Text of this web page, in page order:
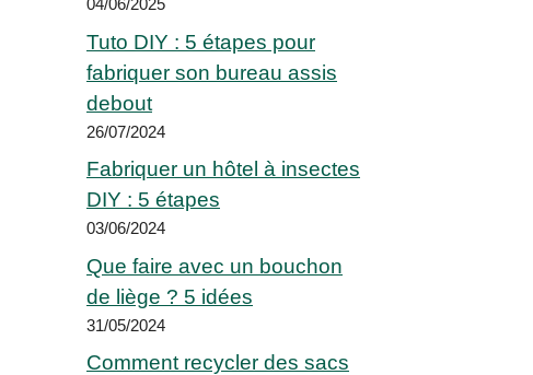
04/06/2025
Tuto DIY : 5 étapes pour
fabriquer son bureau assis
debout
26/07/2024
Fabriquer un hôtel à insectes
DIY : 5 étapes
03/06/2024
Que faire avec un bouchon
de liège ? 5 idées
31/05/2024
Comment recycler des sacs